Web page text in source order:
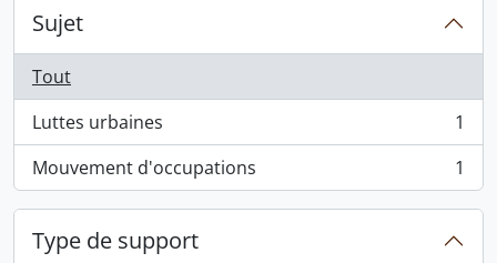
Sujet
Tout
Luttes urbaines
, 1 résultats
1
Mouvement d'occupations
, 1 résultats 1
Type de support